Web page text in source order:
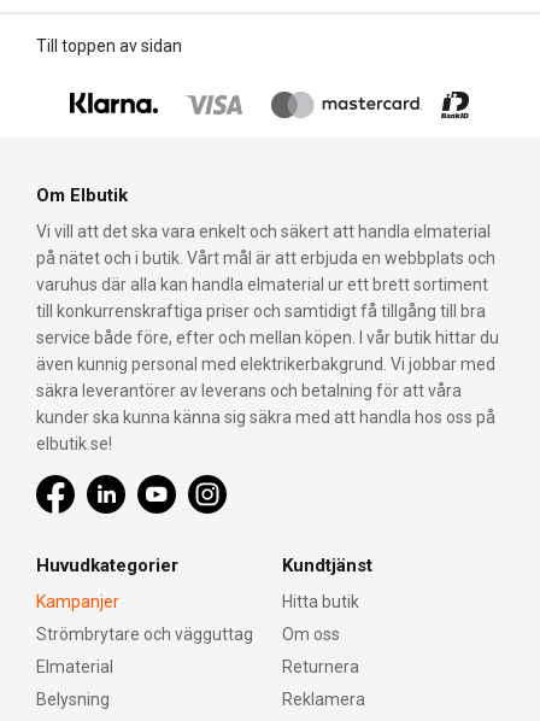
Till toppen av sidan
Om Elbutik
Vi vill att det ska vara enkelt och säkert att handla elmaterial
på nätet och i butik. Vårt mål är att erbjuda en webbplats och
varuhus där alla kan handla elmaterial ur ett brett sortiment
till konkurrenskraftiga priser och samtidigt få tillgång till bra
service både före, efter och mellan köpen. I vår butik hittar du
även kunnig personal med elektrikerbakgrund. Vi jobbar med
säkra leverantörer av leverans och betalning för att våra
kunder ska kunna känna sig säkra med att handla hos oss på
elbutik.se!
Huvudkategorier
Kampanjer
Strömbrytare och vägguttag
Elmaterial
Belysning
Kundtjänst
Hitta butik
Om oss
Returnera
Reklamera